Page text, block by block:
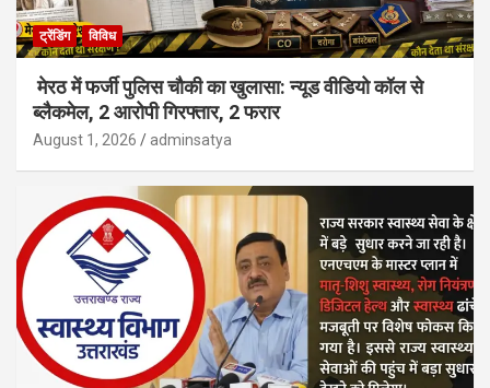
ट्रेंडिंग विविध
मेरठ में फर्जी पुलिस चौकी का खुलासा: न्यूड वीडियो कॉल से
ब्लैकमेल, 2 आरोपी गिरफ्तार, 2 फरार
August 1, 2026 adminsatya